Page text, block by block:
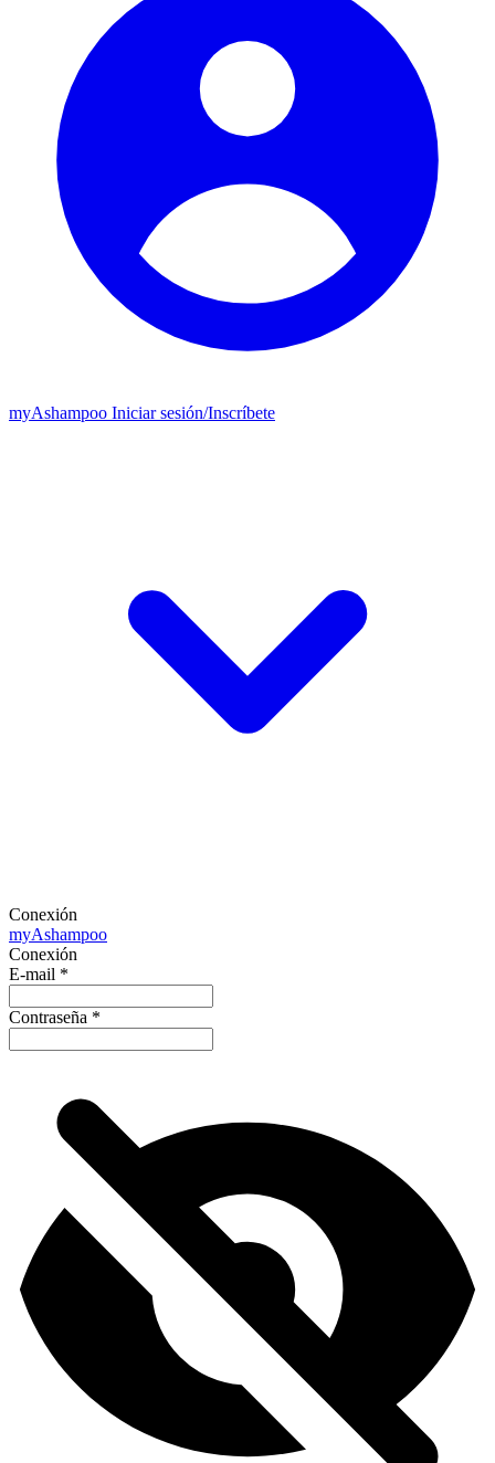
myAshampoo Iniciar sesión/Inscríbete
Conexión
myAshampoo
Conexión
E-mail *
Contraseña *